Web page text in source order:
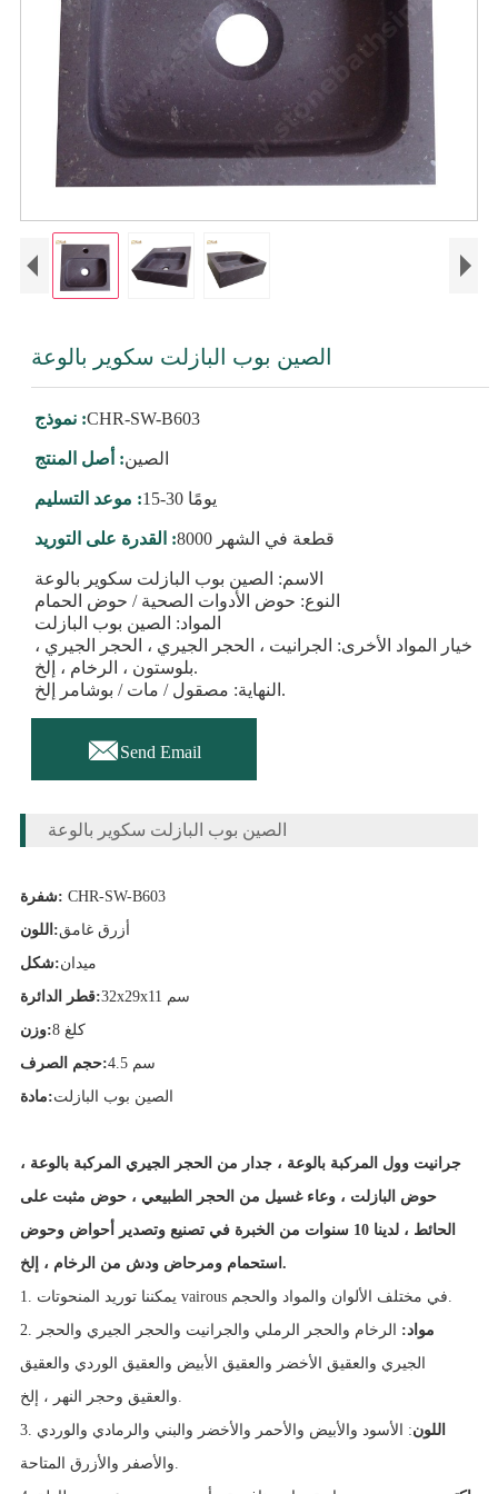
الصين بوب البازلت سكوير بالوعة
نموذج :CHR-SW-B603
أصل المنتج :الصين
موعد التسليم : 15-30 يومًا
القدرة على التوريد : 8000 قطعة في الشهر
الاسم: الصين بوب البازلت سكوير بالوعة
النوع: حوض الأدوات الصحية / حوض الحمام
المواد: الصين بوب البازلت
خيار المواد الأخرى: الجرانيت ، الحجر الجيري ، الحجر الجيري ،
بلوستون ، الرخام ، إلخ.
النهاية: مصقول / مات / بوشامر إلخ.
Send Email
الصين بوب البازلت سكوير بالوعة
شفرة: CHR-SW-B603
اللون:أزرق غامق
شكل:ميدان
قطر الدائرة:
32x29x11 سم
وزن:
8 كلغ
حجم الصرف:
4.5 سم
مادة:
جرانيت وول المركبة بالوعة ، جدار من الحجر الجيري المركبة بالوعة ،
حوض البازلت ، وعاء غسيل من الحجر الطبيعي ، حوض مثبت على
الحائط ،
لدينا 10 سنوات من الخبرة في تصنيع وتصدير أحواض وحوض
استحمام ومرحاض ودش من الرخام ، إلخ.
1. يمكننا توريد المنحوتات vairous في مختلف الألوان والمواد والحجم.
2.
مواد: الرخام والحجر الرملي والجرانيت والحجر الجيري والحجر
الجيري والعقيق الأخضر والعقيق الأبيض والعقيق الوردي والعقيق
والعقيق وحجر النهر ، إلخ.
3.
اللون: الأسود والأبيض والأحمر والأخضر والبني والرمادي والوردي
والأصفر والأزرق المتاحة.